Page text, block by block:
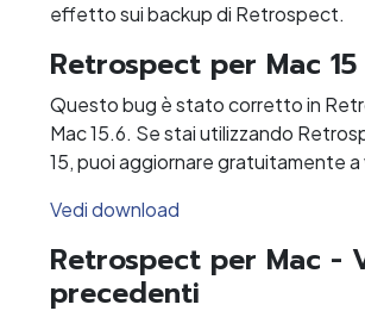
effetto sui backup di Retrospect.
Retrospect per Mac 15
Questo bug è stato corretto in
Mac 15.6. Se stai utilizzando
15, puoi aggiornare gratuitamente a
Vedi download
Retrospect per Mac -
precedenti